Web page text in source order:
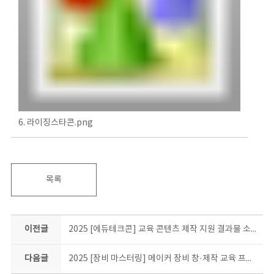
6. 라이징스타콘.png
목록
이전글 2025 [에듀테크콘] 교육 콘텐츠 제작 지원 결과물 소개
다음글 2025 [장비 마스터링] 메이커 장비 창·제작 교육 프로그램 결과물 소개